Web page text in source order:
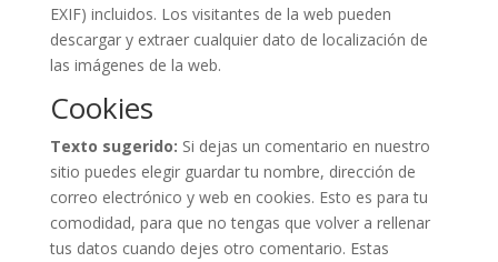
EXIF) incluidos. Los visitantes de la web pueden
descargar y extraer cualquier dato de localización de
las imágenes de la web.
Cookies
Texto sugerido: Si dejas un comentario en nuestro
sitio puedes elegir guardar tu nombre, dirección de
correo electrónico y web en cookies. Esto es para tu
comodidad, para que no tengas que volver a rellenar
tus datos cuando dejes otro comentario. Estas